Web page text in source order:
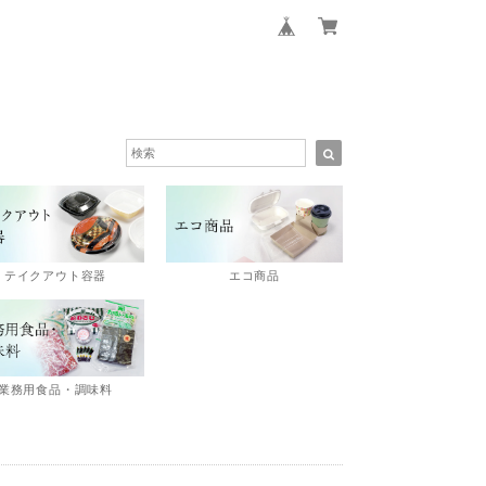
テイクアウト容器 エコ商品
務用食品・調味料